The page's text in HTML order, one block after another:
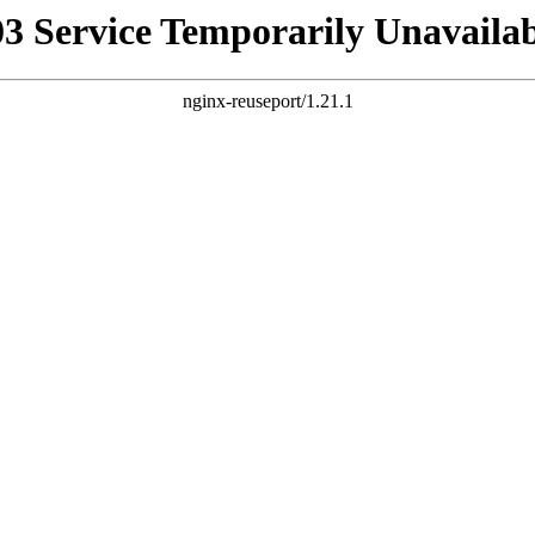
Service Temporarily
nginx-reuseport/1.21.1